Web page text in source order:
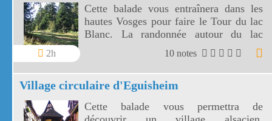
2h
Cette balade vous entraînera dans les
hautes Vosges pour faire le Tour du lac
Blanc. La randonnée autour du lac
Blanc est parsemée de panoramas
étendus et vertigineux.
10 notes
Village circulaire d'Eguisheim
Cette balade vous permettra de